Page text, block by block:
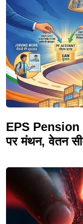
EPS Pension
पर मंथन, वेतन